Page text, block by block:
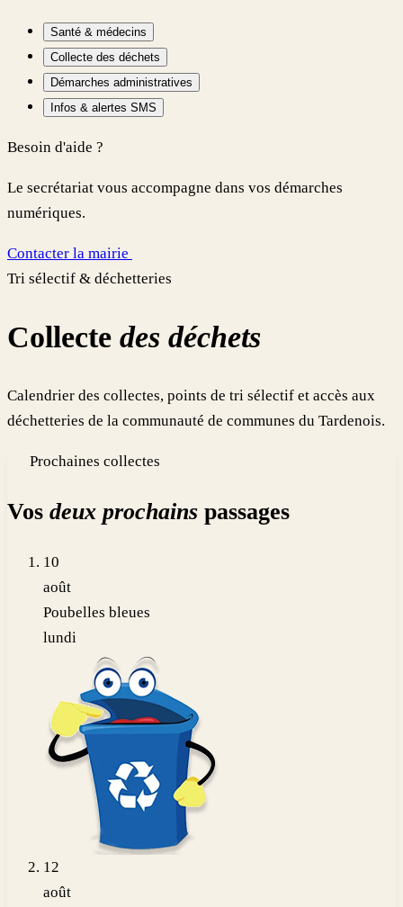
Santé & médecins
Collecte des déchets
Démarches administratives
Infos & alertes SMS
Besoin d'aide ?
Le secrétariat vous accompagne dans vos démarches
numériques.
Contacter la mairie
Tri sélectif & déchetteries
Collecte des déchets
Calendrier des collectes, points de tri sélectif et accès aux
déchetteries de la communauté de communes du Tardenois.
Prochaines collectes
Vos deux prochains passages
10
août
Poubelles bleues
lundi
12
août